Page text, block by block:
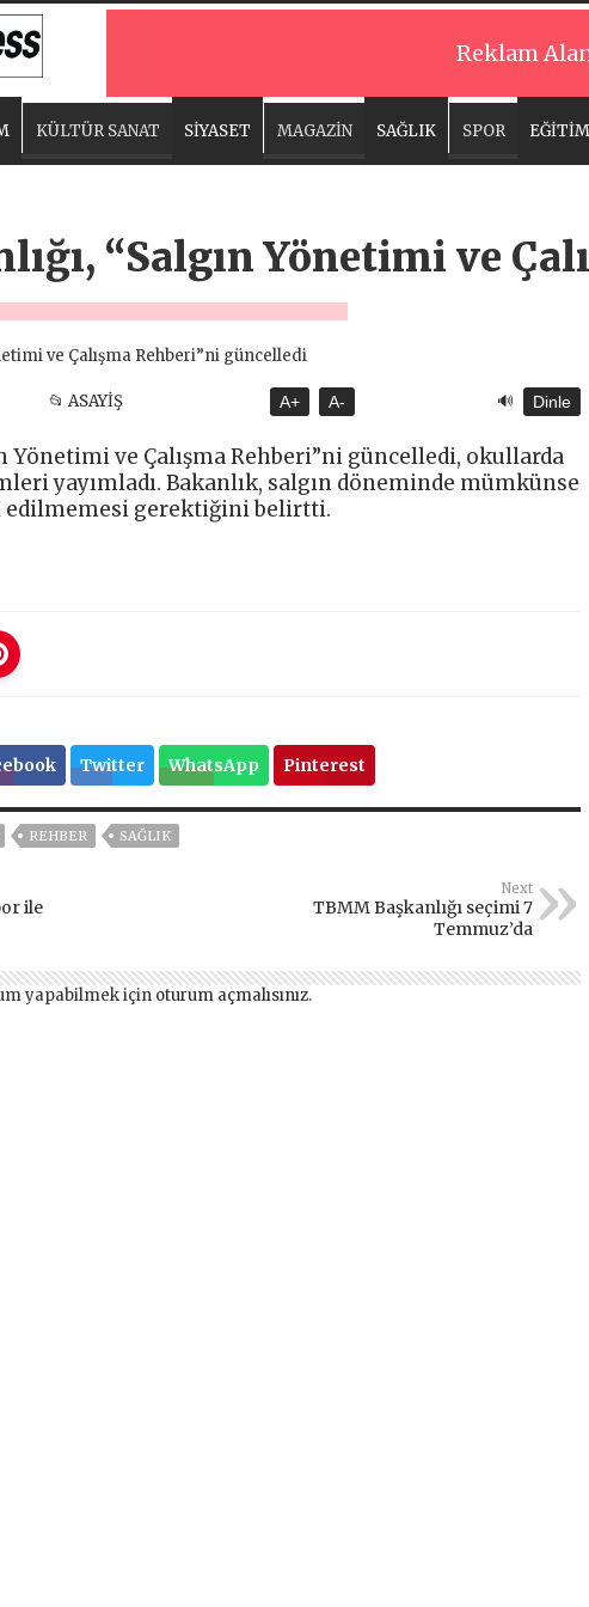
Reklam
KÜLTÜR SANAT SİYASET MAGAZİN SAĞLIK SPOR EĞİTİM
“Salgın Yönetimi ve
📂 ASAYİŞ A+ A- 🔊 Dinle
Yönetimi ve Çalışma Rehberi”ni güncelledi, okullarda
yayımladı. Bakanlık, salgın döneminde mümkünse
edilmemesi gerektiğini belirtti.
Twitter WhatsApp Pinterest
REHBER SAĞLIK
ile
Next
TBMM Başkanlığı seçimi 7
Temmuz’da
yapabilmek için oturum açmalısınız.